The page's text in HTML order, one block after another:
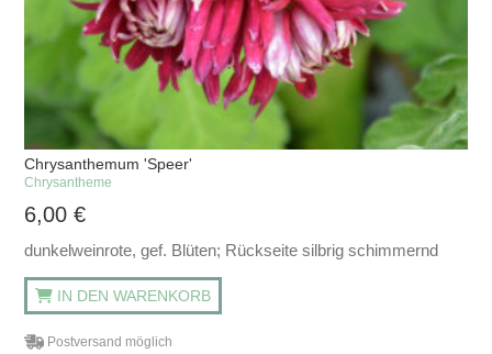
Chrysanthemum 'Speer'
Chrysantheme
6,00€
dunkelweinrote, gef. Blüten; Rückseite silbrig schimmernd
IN DEN WARENKORB
Postversand möglich